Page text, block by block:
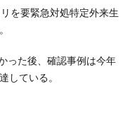
を要緊急対処特定外来生
った後、確認事例は今年
している。